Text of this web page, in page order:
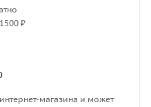
₽
магазина и может